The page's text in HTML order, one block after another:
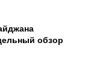
обзор